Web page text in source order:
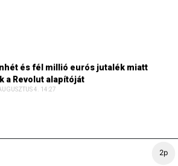
2p
és fél millió eurós jutalék miatt
a Revolut alapítóját
4. 14:27